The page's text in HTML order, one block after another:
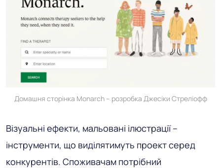
Домашня сторінка Monarch – розробка Джесіки Стреліофф
Візуальні ефекти, мальовані ілюстрації –
інструменти, що виділятимуть проект серед
конкурентів. Споживачам потрібний